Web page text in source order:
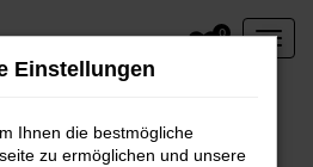
0
Einstellungen
Ihnen die bestmögliche
zu ermöglichen und unsere